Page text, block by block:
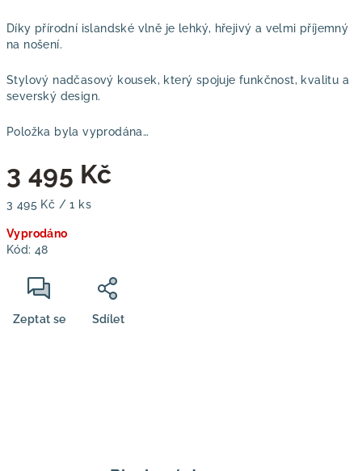
Díky přírodní islandské vlně je lehký, hřejivý a velmi příjemný
na nošení.
Stylový nadčasový kousek, který spojuje funkčnost, kvalitu a
severský design.
Položka byla vyprodána…
3 495 Kč
Měrná
3 495 Kč / 1 ks
Vyprodáno
Kód: 48
Zeptat se Sdílet